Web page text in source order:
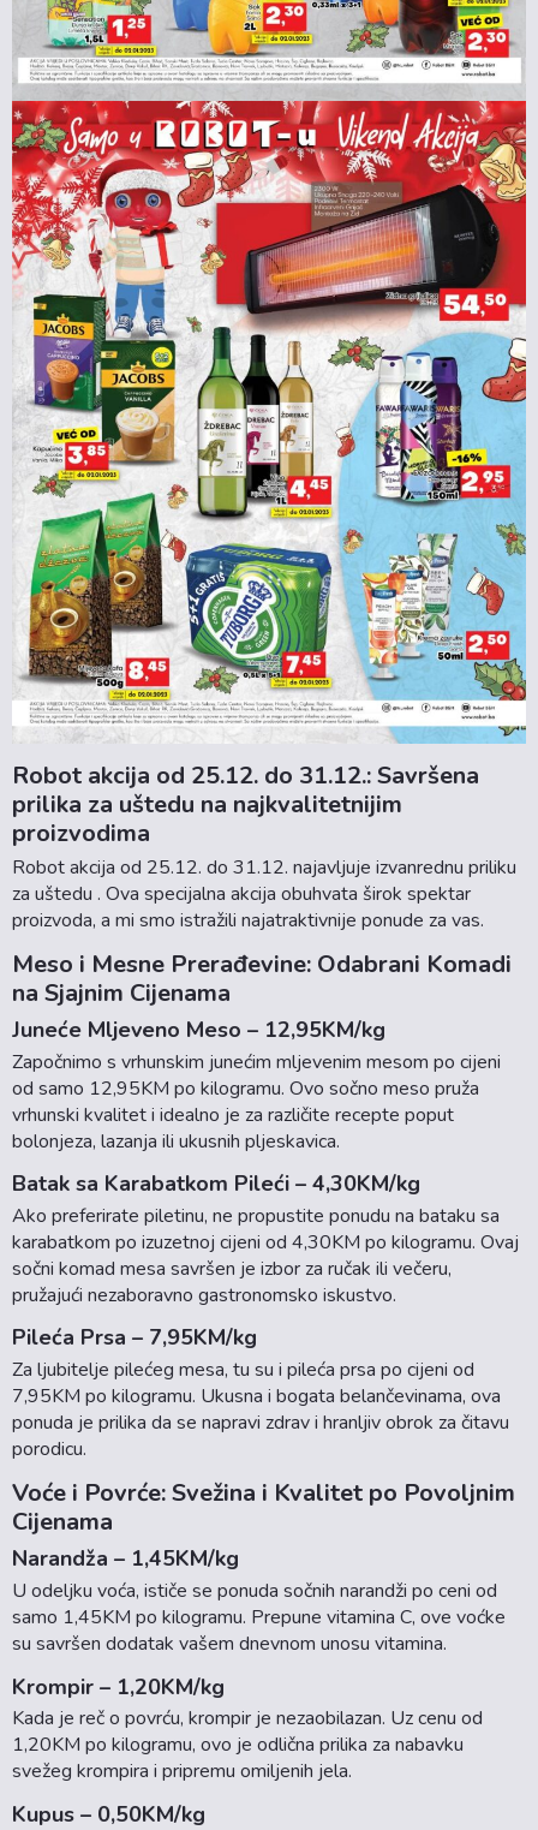
Robot akcija od 25.12. do 31.12.: Savršena
prilika za uštedu na najkvalitetnijim
proizvodima
Robot akcija od 25.12. do 31.12. najavljuje izvanrednu priliku
za uštedu . Ova specijalna akcija obuhvata širok spektar
proizvoda, a mi smo istražili najatraktivnije ponude za vas.
Meso i Mesne Prerađevine: Odabrani Komadi
na Sjajnim Cijenama
Juneće Mljeveno Meso – 12,95KM/kg
Započnimo s vrhunskim junećim mljevenim mesom po cijeni
od samo 12,95KM po kilogramu. Ovo sočno meso pruža
vrhunski kvalitet i idealno je za različite recepte poput
bolonjeza, lazanja ili ukusnih pljeskavica.
Batak sa Karabatkom Pileći – 4,30KM/kg
Ako preferirate piletinu, ne propustite ponudu na bataku sa
karabatkom po izuzetnoj cijeni od 4,30KM po kilogramu. Ovaj
sočni komad mesa savršen je izbor za ručak ili večeru,
pružajući nezaboravno gastronomsko iskustvo.
Pileća Prsa – 7,95KM/kg
Za ljubitelje pilećeg mesa, tu su i pileća prsa po cijeni od
7,95KM po kilogramu. Ukusna i bogata belančevinama, ova
ponuda je prilika da se napravi zdrav i hranljiv obrok za čitavu
porodicu.
Voće i Povrće: Svežina i Kvalitet po Povoljnim
Cijenama
Narandža – 1,45KM/kg
U odeljku voća, ističe se ponuda sočnih narandži po ceni od
samo 1,45KM po kilogramu. Prepune vitamina C, ove voćke
su savršen dodatak vašem dnevnom unosu vitamina.
Krompir – 1,20KM/kg
Kada je reč o povrću, krompir je nezaobilazan. Uz cenu od
1,20KM po kilogramu, ovo je odlična prilika za nabavku
svežeg krompira i pripremu omiljenih jela.
Kupus – 0,50KM/kg